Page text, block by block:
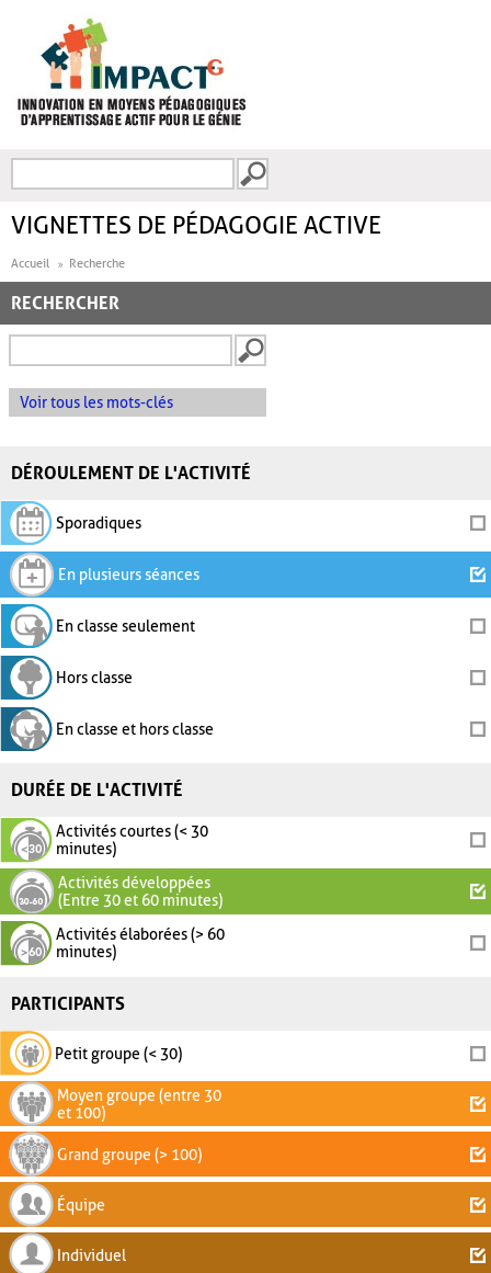
FORMULAIRE DE
VIGNETTES DE PÉDAGOGIE ACTIVE
Accueil Recherche
RECHERCHER
Voir tous les mots-clés
DÉROULEMENT DE L'ACTIVITÉ
Sporadiques
En plusieurs séances
En classe seulement
Hors classe
En classe et hors classe
DURÉE DE L'ACTIVITÉ
Activités courtes (< 30
minutes)
Activités développées
(Entre 30 et 60 minutes)
Activités élaborées (> 60
minutes)
PARTICIPANTS
Petit groupe (< 30)
Moyen groupe (entre 30
et 100)
Grand groupe (> 100)
Équipe
Individuel